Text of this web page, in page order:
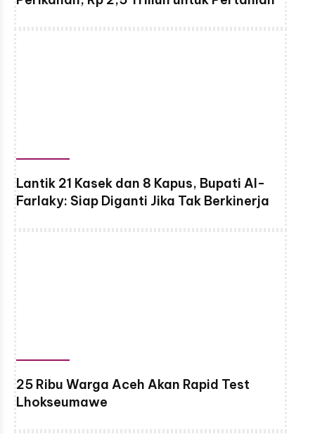
Lantik 21 Kasek dan 8 Kapus, Bupati Al-
Farlaky: Siap Diganti Jika Tak Berkinerja
25 Ribu Warga Aceh Akan Rapid Test
Lhokseumawe